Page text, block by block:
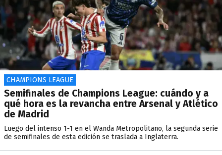
CHAMPIONS LEAGUE
Semifinales de Champions League: cuándo y a
qué hora es la revancha entre Arsenal y Atlético
de Madrid
Luego del intenso 1-1 en el Wanda Metropolitano, la segunda serie
de semifinales de esta edición se traslada a Inglaterra.